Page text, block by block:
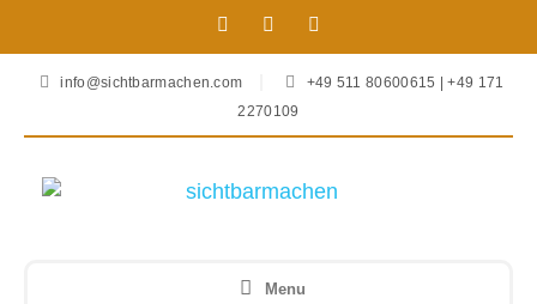
info@sichtbarmachen.com
+49 511 80600615 | +49 171
2270109
Menu